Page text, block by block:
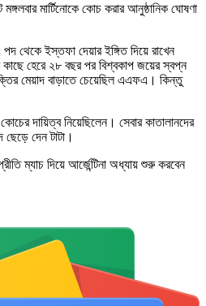
মার্টিনোকে কোচ করার আনুষ্ঠানিক ঘোষণা
পদ থেকে ইস্তফা দেয়ার ইঙ্গিত দিয়ে রাখেন
কাছে হেরে ২৮ বছর পর বিশ্বকাপ জয়ের স্বপ্ন
মেয়াদ বাড়াতে চেয়েছিল এএফএ। কিন্তু
দায়িত্ব নিয়েছিলেন। সেবার কাতালানদের
ছেড়ে দেন টাটা।
ম্যাচ দিয়ে আর্জেন্টিনা অধ্যায় শুরু করবেন